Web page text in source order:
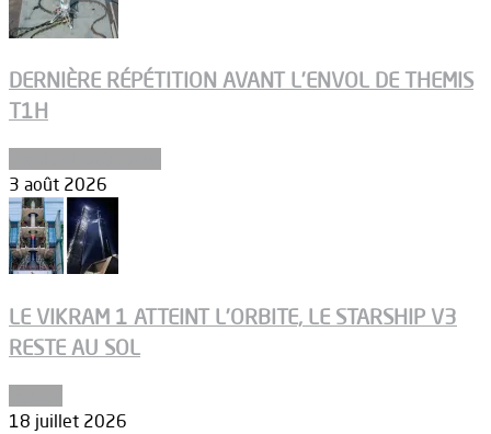
DERNIÈRE RÉPÉTITION AVANT L’ENVOL DE THEMIS
T1H
3 août 2026
LE VIKRAM 1 ATTEINT L’ORBITE, LE STARSHIP V3
RESTE AU SOL
18 juillet 2026